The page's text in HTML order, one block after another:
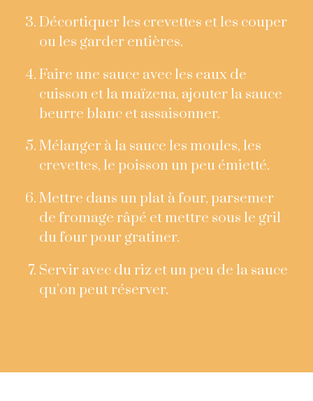
Décortiquer les crevettes et les couper
ou les garder entières.
Faire une sauce avec les eaux de
cuisson et la maïzena, ajouter la sauce
beurre blanc et assaisonner.
Mélanger à la sauce les moules, les
crevettes, le poisson un peu émietté.
Mettre dans un plat à four, parsemer
de fromage râpé et mettre sous le gril
du four pour gratiner.
Servir avec du riz et un peu de la sauce
qu’on peut réserver.